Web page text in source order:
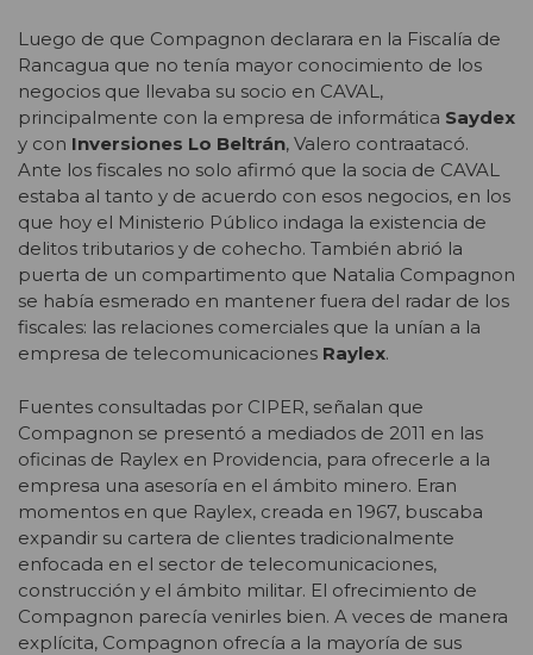
Luego de que Compagnon declarara en la Fiscalía de
Rancagua que no tenía mayor conocimiento de los
negocios que llevaba su socio en CAVAL,
principalmente con la empresa de informática Saydex
y con Inversiones Lo Beltrán, Valero contraatacó.
Ante los fiscales no solo afirmó que la socia de CAVAL
estaba al tanto y de acuerdo con esos negocios, en los
que hoy el Ministerio Público indaga la existencia de
delitos tributarios y de cohecho. También abrió la
puerta de un compartimento que Natalia Compagnon
se había esmerado en mantener fuera del radar de los
fiscales: las relaciones comerciales que la unían a la
empresa de telecomunicaciones Raylex.
Fuentes consultadas por CIPER, señalan que
Compagnon se presentó a mediados de 2011 en las
oficinas de Raylex en Providencia, para ofrecerle a la
empresa una asesoría en el ámbito minero. Eran
momentos en que Raylex, creada en 1967, buscaba
expandir su cartera de clientes tradicionalmente
enfocada en el sector de telecomunicaciones,
construcción y el ámbito militar. El ofrecimiento de
Compagnon parecía venirles bien. A veces de manera
explícita, Compagnon ofrecía a la mayoría de sus